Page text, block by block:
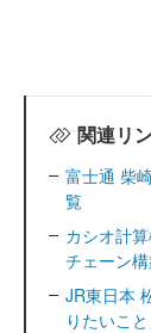
関連リ
富士通 柴
覧
カシオ計
チェーン
JR東日本
りたいこ